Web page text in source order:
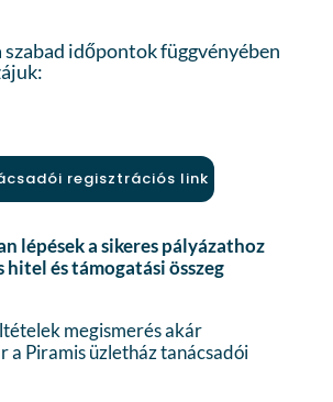
időpontok függvényében
regisztrációs link
lépések a sikeres pályázathoz
hitel és támogatási összeg
megismerés akár
a Piramis üzletház tanácsadói